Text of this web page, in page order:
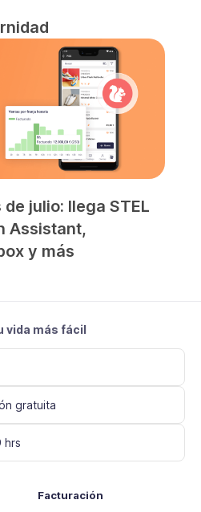
julio: llega STEL
Assistant,
y más
vida más fácil
gratuita
hrs
Facturación